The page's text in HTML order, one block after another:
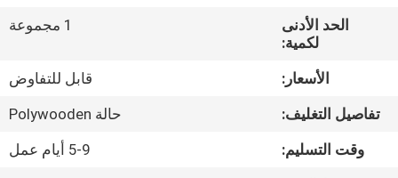
في
المعمل
الحد الأدنى
لكمية:
1 مجموعة
الأسعار:
قابل للتفاوض
تفاصيل التغليف:
حالة Polywooden
وقت التسليم:
5-9 أيام عمل